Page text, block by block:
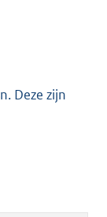
Deze zijn